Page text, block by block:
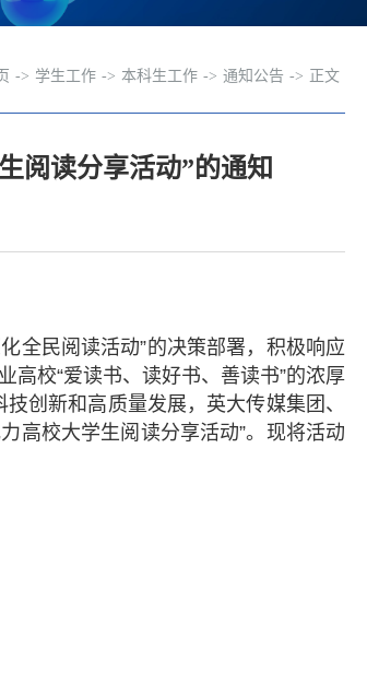
-> 学生工作 -> 本科生工作 -> 通知公告 -> 正文
阅读分享活动”的通知
全民阅读活动”的决策部署，积极响应
高校“爱读书、读好书、善读书”的浓厚
创新和高质量发展，英大传媒集团、
高校大学生阅读分享活动”。现将活动